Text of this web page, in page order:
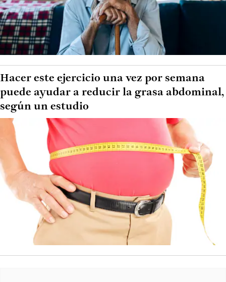
Hacer este ejercicio una vez por semana
puede ayudar a reducir la grasa abdominal,
según un estudio